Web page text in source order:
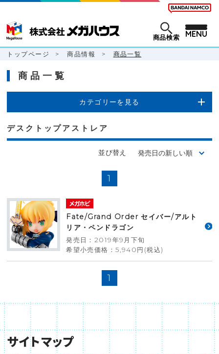
商品検索 MENU
トップページ > 商品情報 > 商品一覧
商品一覧
カテゴリーを見る
デスクトップアストレア
並び替え
1
Fate/Grand Order セイバー/アルト
リア・ペンドラゴン
発売日：2019年9月下旬
希望小売価格：5,940円(税込)
1
サイトマップ